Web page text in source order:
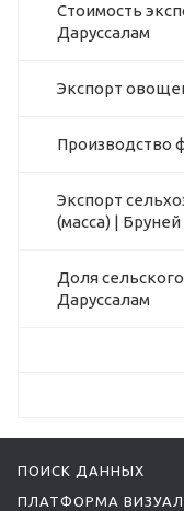
Стоимость
Даруссалам
Экспорт
Производство
Экспорт
(масса) |
Доля
Даруссалам
ПОИСК ДАННЫХ
ПЛАТФОРМА